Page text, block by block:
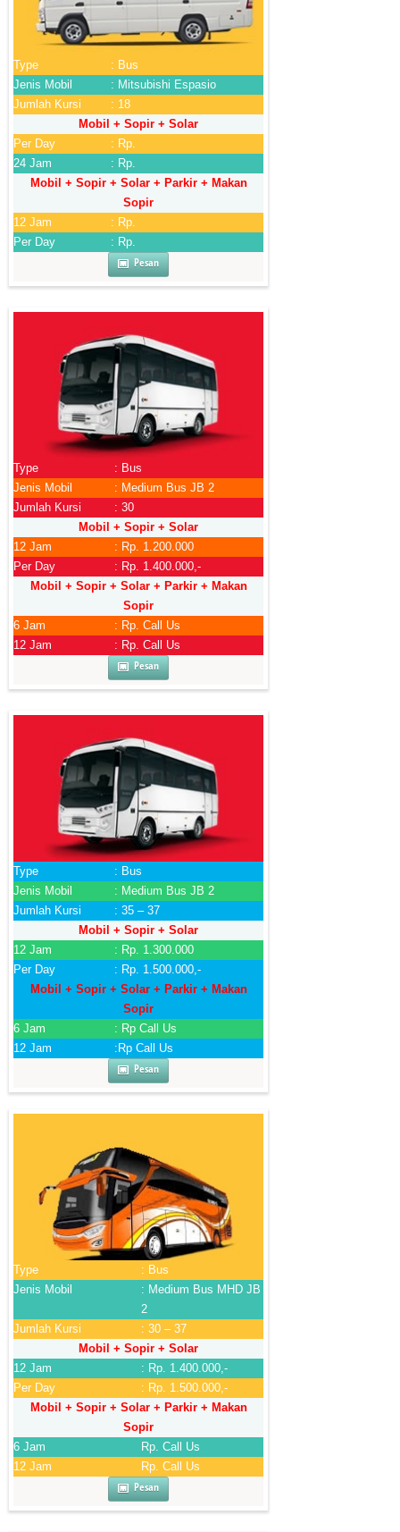
Type
: Bus
Jenis Mobil
: Mitsubishi Espasio
Jumlah Kursi
: 18
Mobil + Sopir + Solar
Per Day
: Rp.
24 Jam
: Rp.
Mobil + Sopir + Solar + Parkir + Makan
Sopir
12 Jam
: Rp.
Per Day
: Rp.
Pesan
Type
: Bus
Jenis Mobil
: Medium Bus JB 2
Jumlah Kursi
: 30
Mobil + Sopir + Solar
12 Jam
: Rp. 1.200.000
Per Day
: Rp. 1.400.000,-
Mobil + Sopir + Solar + Parkir + Makan
Sopir
6 Jam
: Rp. Call Us
12 Jam
: Rp. Call Us
Pesan
Type
: Bus
Jenis Mobil
: Medium Bus JB 2
Jumlah Kursi
: 35 – 37
Mobil + Sopir + Solar
12 Jam
: Rp. 1.300.000
Per Day
: Rp. 1.500.000,-
Mobil + Sopir + Solar + Parkir + Makan
Sopir
6 Jam
: Rp Call Us
12 Jam
:Rp Call Us
Pesan
Type
: Bus
Jenis Mobil
: Medium Bus MHD JB
2
Jumlah Kursi
: 30 – 37
Mobil + Sopir + Solar
12 Jam
: Rp. 1.400.000,-
Per Day
: Rp. 1.500.000,-
Mobil + Sopir + Solar + Parkir + Makan
Sopir
6 Jam
Rp. Call Us
12 Jam
Rp. Call Us
Pesan